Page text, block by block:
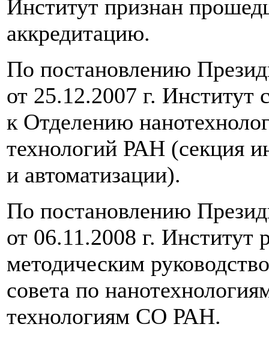
Институт признан
аккредитацию.
По постановлению
от 25.12.2007 г. Институт
к Отделению
технологий РАН (секция
и автоматизации).
По постановлению
от 06.11.2008 г. Институт
методическим
совета по
технологиям СО РАН.